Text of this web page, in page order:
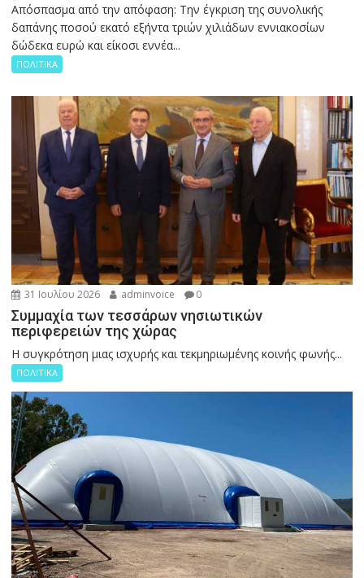
Απόσπασμα από την απόφαση: Την έγκριση της συνολικής
δαπάνης ποσού εκατό εξήντα τριών χιλιάδων εννιακοσίων
δώδεκα ευρώ και είκοσι εννέα...
ΠΟΛΙΤΙΚΑ
31 Ιουλίου 2026 adminvoice 0
Συμμαχία των τεσσάρων νησιωτικών
περιφερειών της χώρας
Η συγκρότηση μιας ισχυρής και τεκμηριωμένης κοινής φωνής...
ΠΟΛΙΤΙΚΑ